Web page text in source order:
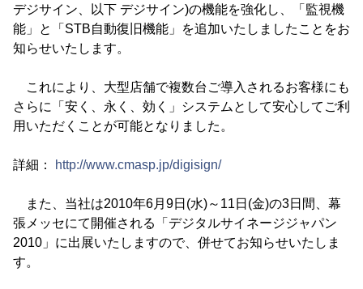
デジサイン、以下 デジサイン)の機能を強化し、「監視機
能」と「STB自動復旧機能」を追加いたしましたことをお
知らせいたします。
これにより、大型店舗で複数台ご導入されるお客様にも
さらに「安く、永く、効く」システムとして安心してご利
用いただくことが可能となりました。
詳細： http://www.cmasp.jp/digisign/
また、当社は2010年6月9日(水)～11日(金)の3日間、幕
張メッセにて開催される「デジタルサイネージジャパン
2010」に出展いたしますので、併せてお知らせいたしま
す。